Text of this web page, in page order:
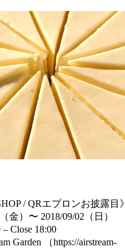
/ QRエプロンお披露目》
金）〜 2018/09/02（日）
– Close 18:00
Garden （https://airstream-